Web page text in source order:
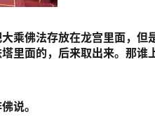
乘佛法存放在龙宫里面，但
里面的，后来取出来。那谁
说。